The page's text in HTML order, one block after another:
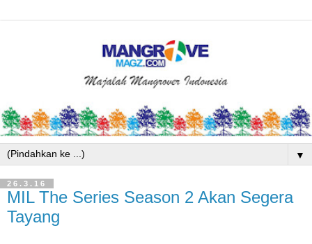
▼
26.3.16
MIL The Series Season 2 Akan Segera
Tayang